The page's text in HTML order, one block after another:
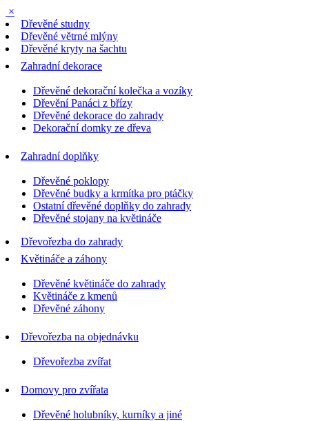
×
Dřevěné studny
Dřevěné větrné mlýny
Dřevěné kryty na šachtu
Zahradní dekorace
Dřevěné dekorační kolečka a vozíky
Dřevění Panáci z břízy
Dřevěné dekorace do zahrady
Dekorační domky ze dřeva
Zahradní doplňky
Dřevěné poklopy
Dřevěné budky a krmítka pro ptáčky
Ostatní dřevěné doplňky do zahrady
Dřevěné stojany na květináče
Dřevořezba do zahrady
Květináče a záhony
Dřevěné květináče do zahrady
Květináče z kmenů
Dřevěné záhony
Dřevořezba na objednávku
Dřevořezba zvířat
Domovy pro zvířata
Dřevěné holubníky, kurníky a jiné